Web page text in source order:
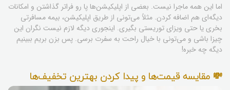
اما این همه ماجرا نیست. بعضی از اپلیکیشن‌ها پا رو فراتر گذاشتن و امکانات
دیگه‌ای هم اضافه کردن. مثلاً می‌تونی از طریق اپلیکیشن، بیمه مسافرتی
بخری یا حتی ویزای توریستی بگیری. اینجوری دیگه لازم نیست نگران این
چیزا باشی و می‌تونی با خیال راحت به سفرت برسی. پس بزن بریم ببینیم
دیگه چه خبره!
💸 مقایسه قیمت‌ها و پیدا کردن بهترین تخفیف‌ها